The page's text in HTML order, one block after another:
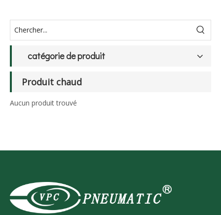
catégorie de produit
Produit chaud
Aucun produit trouvé